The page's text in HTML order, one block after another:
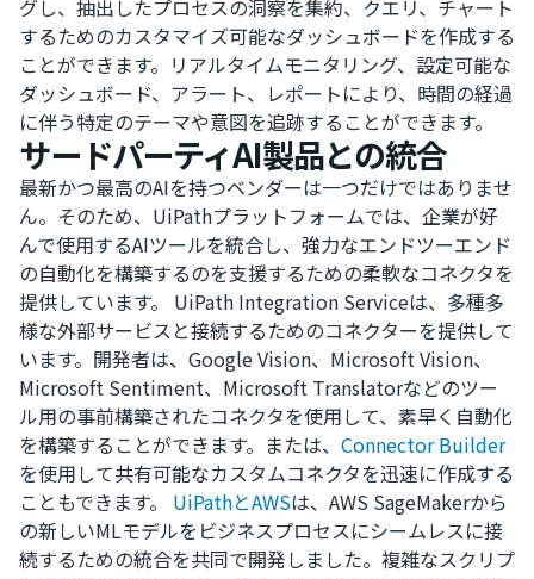
グし、抽出したプロセスの洞察を集約、クエリ、チャート
するためのカスタマイズ可能なダッシュボードを作成する
ことができます。リアルタイムモニタリング、設定可能な
ダッシュボード、アラート、レポートにより、時間の経過
に伴う特定のテーマや意図を追跡することができます。
サードパーティAI製品との統合
最新かつ最高のAIを持つベンダーは一つだけではありませ
ん。そのため、UiPathプラットフォームでは、企業が好
んで使用するAIツールを統合し、強力なエンドツーエンド
の自動化を構築するのを支援するための柔軟なコネクタを
提供しています。 UiPath Integration Serviceは、多種多
様な外部サービスと接続するためのコネクターを提供して
います。開発者は、Google Vision、Microsoft Vision、
Microsoft Sentiment、Microsoft Translatorなどのツー
ル用の事前構築されたコネクタを使用して、素早く自動化
を構築することができます。または、 Connector Builder
を使用して共有可能なカスタムコネクタを迅速に作成する
こともできます。 UiPathとAWSは、AWS SageMakerから
の新しいMLモデルをビジネスプロセスにシームレスに接
続するための統合を共同で開発しました。複雑なスクリプ